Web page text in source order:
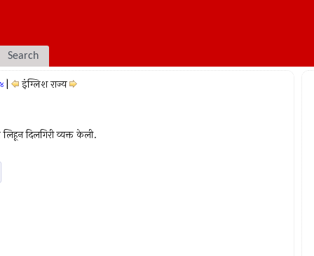
Search
इंग्लिश राज्य
दिलगिरी व्यक्त केली.